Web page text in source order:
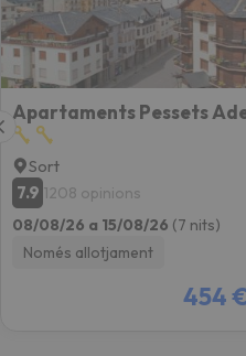
Sort
7.9 1208 opinions
08/08/26 a 15/08/26 (7 nits)
Només allotjament
454